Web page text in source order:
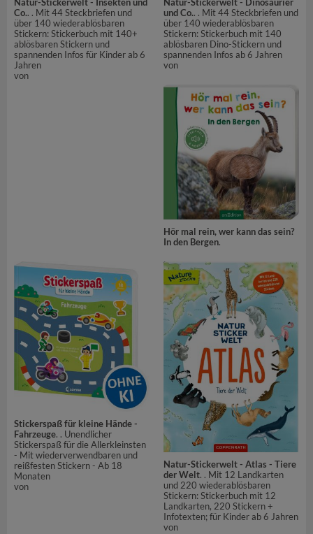
Natur-Stickerwelt - Insekten und
Co.. . Mit 44 Steckbriefen und
über 140 wiederablösbaren
Stickern: Stickerbuch mit 140+
ablösbaren Stickern und
spannenden Infos für Kinder ab 6
Jahren
von
Natur-Stickerwelt - Dinosaurier
und Co.. . Mit 44 Steckbriefen und
über 140 wiederablösbaren
Stickern: Stickerbuch mit 140
ablösbaren Dino-Stickern und
spannenden Infos ab 6 Jahren
von
Hör mal rein, wer kann das sein?
In den Bergen.
Stickerspaß für kleine Hände -
Fahrzeuge. . Unendlicher
Stickerspaß für die Allerkleinsten
- Mit wiederverwendbaren und
reißfesten Stickern - Ab 18
Monaten
von
Natur-Stickerwelt - Atlas - Tiere
der Welt. . Mit 12 Landkarten
und 220 wiederablösbaren
Stickern: Stickerbuch mit 12
Landkarten, 220 Stickern +
Infotexten; für Kinder ab 6 Jahren
von